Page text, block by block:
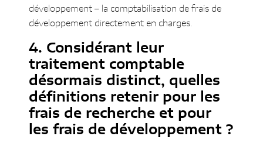
développement – la comptabilisation de frais de
développement directement en charges.
Considérant leur
traitement comptable
désormais distinct, quelles
définitions retenir pour les
frais de recherche et pour
les frais de développement ?